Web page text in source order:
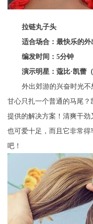
拉链丸子头
适合场合：最快乐的外
编发时间：5分钟
演示明星：蔻比·凯蕾
外出郊游的兴奋时光不
甘心只扎一个普通的马尾
提供的解决方案！清爽干
也可爱十足，而且它非常
吧！